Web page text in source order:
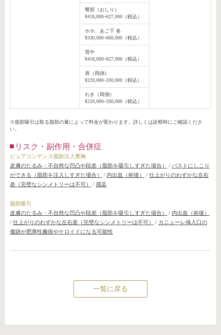
臀部（おしり）
¥418,000~627,000（税込）
ホホ、あご下 各
¥330,000~660,000（税込）
背中
¥418,000~627,000（税込）
肩（両側）
¥220,000~330,000（税込）
わき（両側）
¥220,000~330,000（税込）
※脂肪吸引は取る脂肪の量によって料金が変わります。詳しくは診察時にご確認くださ
い。
リスク・副作用・合併症
ピュアコンデンス脂肪注入豊胸
皮膚のたるみ・不自然な凹凸や段差（脂肪を吸引しすぎた場合）
/ バストにしこり
ができる（脂肪を注入しすぎた場合）
/ 内出血（術後） / 仕上がりのわずかな左右
差（完璧なシンメトリーは不可）
/ 感染
脂肪吸引
皮膚のたるみ・不自然な凹凸や段差（脂肪を吸引しすぎた場合）
/ 内出血（術後）
/ 仕上がりのわずかな左右差（完璧なシンメトリーは不可） / カニューレ挿入口の
傷跡が肥厚性瘢痕やケロイドになる可能性
一覧に戻る